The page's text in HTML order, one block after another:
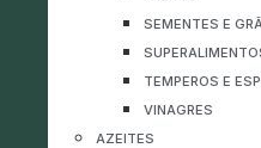
SEMENTES E
TEMPEROS E
VINAGRES
AZEITES